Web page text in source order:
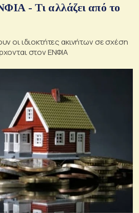
- Τι αλλάζει από το
οι ιδιοκτήτες ακινήτων σε σχέση
στον ΕΝΦΙΑ